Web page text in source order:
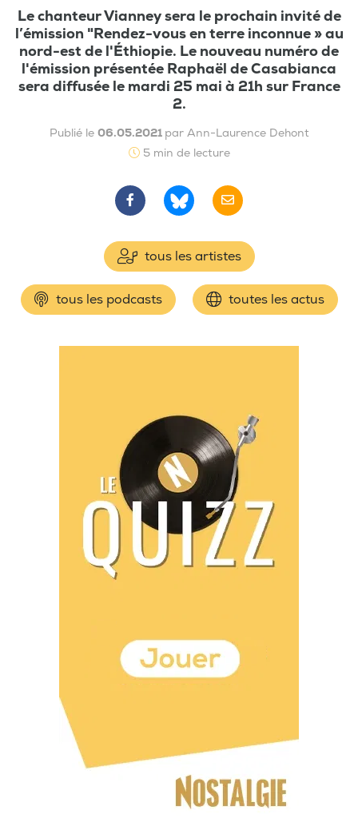
Le chanteur Vianney sera le prochain invité de
l’émission "Rendez-vous en terre inconnue » au
nord-est de l'Éthiopie. Le nouveau numéro de
l'émission présentée Raphaël de Casabianca
sera diffusée le mardi 25 mai à 21h sur France
2.
Publié le 06.05.2021 par Ann-Laurence Dehont
5 min de lecture
tous les artistes
tous les podcasts toutes les actus